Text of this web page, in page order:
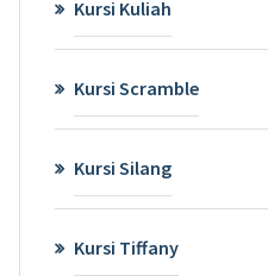
Kursi Kuliah
Kursi Scramble
Kursi Silang
Kursi Tiffany